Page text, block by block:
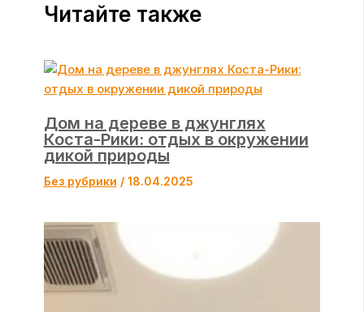
Читайте также
Дом на дереве в джунглях
Коста-Рики: отдых в окружении
дикой природы
Без рубрики / 18.04.2025